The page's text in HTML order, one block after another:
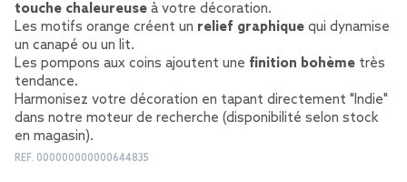
touche chaleureuse à votre décoration.
Les motifs orange créent un relief graphique qui dynamise
un canapé ou un lit.
Les pompons aux coins ajoutent une finition bohème très
tendance.
Harmonisez votre décoration en tapant directement "Indie"
dans notre moteur de recherche (disponibilité selon stock
en magasin).
REF. 000000000000644835